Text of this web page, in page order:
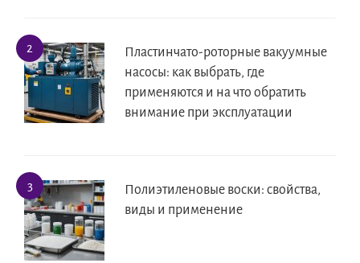
Пластинчато-роторные вакуумные
насосы: как выбрать, где
применяются и на что обратить
внимание при эксплуатации
Полиэтиленовые воски: свойства,
виды и применение